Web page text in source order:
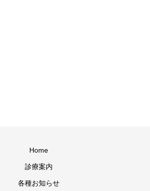
Home
診療案内
各種お知らせ